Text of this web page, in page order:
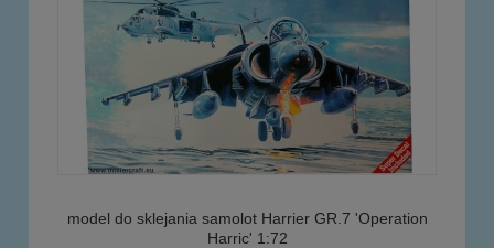
model do sklejania samolot Harrier GR.7 'Operation
Harric' 1:72